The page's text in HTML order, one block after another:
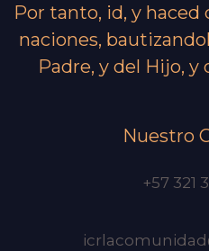
Por tanto, id, y haced
naciones,
Padre, y del Hijo,
Nuestro
+57 321